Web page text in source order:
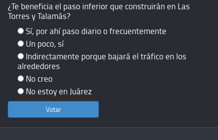
¿Te beneficia el paso inferior que construirán en Las
Torres y Talamás?
Sí, por ahí paso diario o frecuentemente
Un poco, sí
Indirectamente porque bajará el tráfico en los
alrededores
No creo
No estoy en Juárez